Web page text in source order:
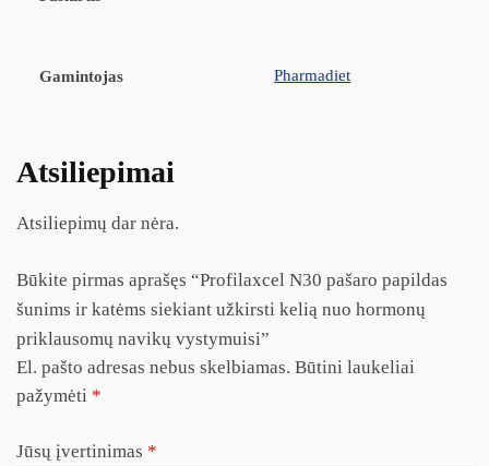
Gamintojas Pharmadiet
Atsiliepimai
Atsiliepimų dar nėra.
Būkite pirmas aprašęs “Profilaxcel N30 pašaro papildas
šunims ir katėms siekiant užkirsti kelią nuo hormonų
priklausomų navikų vystymuisi”
El. pašto adresas nebus skelbiamas. Būtini laukeliai
pažymėti *
Jūsų įvertinimas *